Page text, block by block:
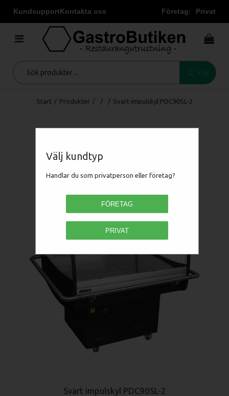
KundsupportKontakta oss Företag Privat
Välj kundtyp
Handlar du som privatperson eller företag?
FÖRETAG
PRIVAT
Start / Produkter / / / Svart impulskyl PDC90SL-2
Svart impulskyl PDC90SL-2